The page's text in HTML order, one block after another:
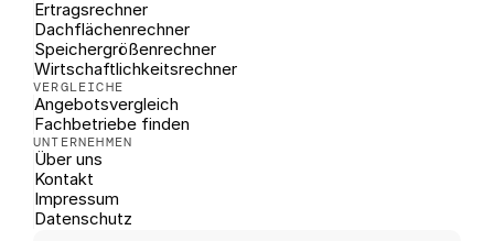
Ertragsrechner
Dachflächenrechner
Speichergrößenrechner
Wirtschaftlichkeitsrechner
VERGLEICHE
Angebotsvergleich
Fachbetriebe finden
UNTERNEHMEN
Über uns
Kontakt
Impressum
Datenschutz